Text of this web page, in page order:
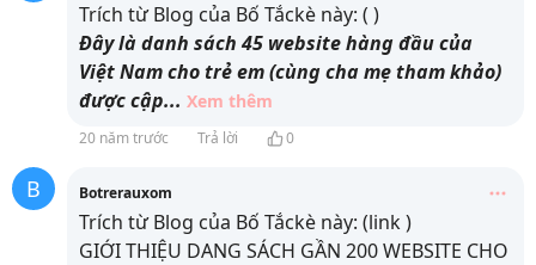
Trích từ Blog của Bố Tắckè này: ( )
Đây là danh sách 45 website hàng đầu của
Việt Nam cho trẻ em (cùng cha mẹ tham khảo)
được cập... Xem thêm
20 năm trước Trả lời 0
B Botrerauxom
Trích từ Blog của Bố Tắckè này: (link)
GIỚI THIỆU DANG SÁCH GẦN 200 WEBSITE CHO